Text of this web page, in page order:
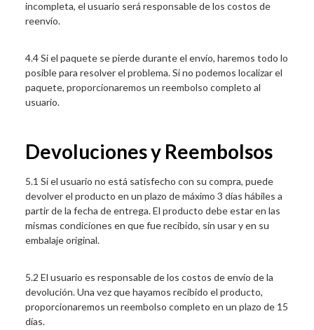
incompleta, el usuario será responsable de los costos de
reenvío.
4.4 Si el paquete se pierde durante el envío, haremos todo lo
posible para resolver el problema. Si no podemos localizar el
paquete, proporcionaremos un reembolso completo al
usuario.
Devoluciones y Reembolsos
5.1 Si el usuario no está satisfecho con su compra, puede
devolver el producto en un plazo de máximo 3 días hábiles a
partir de la fecha de entrega. El producto debe estar en las
mismas condiciones en que fue recibido, sin usar y en su
embalaje original.
5.2 El usuario es responsable de los costos de envío de la
devolución. Una vez que hayamos recibido el producto,
proporcionaremos un reembolso completo en un plazo de 15
días.